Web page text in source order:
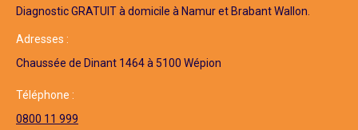
Diagnostic GRATUIT à domicile à Namur et Brabant Wallon.
Adresses :
Chaussée de Dinant 1464 à 5100 Wépion
Téléphone :
0800 11 999